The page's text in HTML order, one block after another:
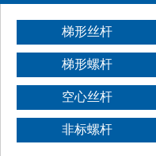
梯形丝杆
梯形螺杆
空心丝杆
非标螺杆